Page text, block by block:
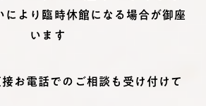
より臨時休館になる場合が御座
います
お電話でのご相談も受け付けて